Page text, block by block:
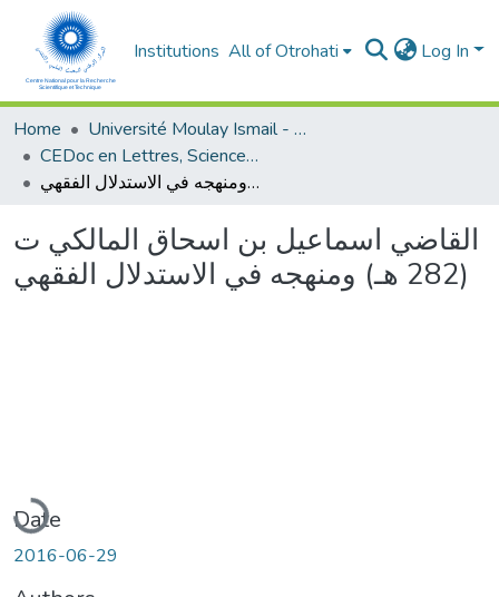
Institutions All of Otrohati Log In
Home
Université Moulay Ismail - Meknès
CEDoc en Lettres, Sciences Humaines, Arts et Sciences de l’Education (CED - LSHASE)
القاضي اسماعيل بن اسحاق المالكي ت (282 هـ) ومنهجه في الاستدلال الفقهي
القاضي اسماعيل بن اسحاق المالكي ت
(282 هـ) ومنهجه في الاستدلال الفقهي
Date
2016-06-29